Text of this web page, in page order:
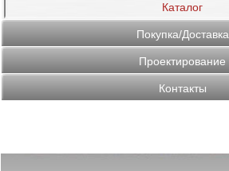
Каталог
Покупка/Доставка
Проектирование
Контакты